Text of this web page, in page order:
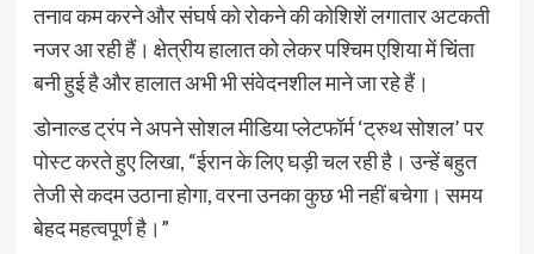
तनाव कम करने और संघर्ष को रोकने की कोशिशें लगातार अटकती
नजर आ रही हैं। क्षेत्रीय हालात को लेकर पश्चिम एशिया में चिंता
बनी हुई है और हालात अभी भी संवेदनशील माने जा रहे हैं।
डोनाल्ड ट्रंप ने अपने सोशल मीडिया प्लेटफॉर्म ‘ट्रुथ सोशल’ पर
पोस्ट करते हुए लिखा, “ईरान के लिए घड़ी चल रही है। उन्हें बहुत
तेजी से कदम उठाना होगा, वरना उनका कुछ भी नहीं बचेगा। समय
बेहद महत्वपूर्ण है।”